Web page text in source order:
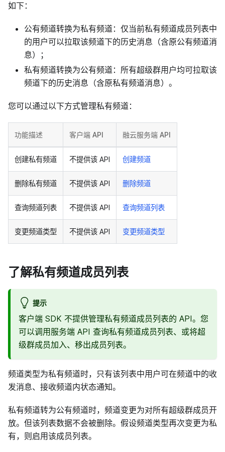
如下：
公有频道转换为私有频道：仅当前私有频道成员列表中
的用户可以拉取该频道下的历史消息（含原公有频道消
息）；
私有频道转换为公有频道：所有超级群用户均可拉取该
频道下的历史消息（含原私有频道消息）。
您可以通过以下方式管理私有频道：
功能描述 客户端 API 融云服务端 API
创建私有频道 不提供该 API 创建频道
删除私有频道 不提供该 API 删除频道
查询频道列表 不提供该 API 查询频道列表
变更频道类型 不提供该 API 变更频道类型
了解私有频道成员列表
提示
客户端 SDK 不提供管理私有频道成员列表的 API。您
可以调用服务端 API 查询私有频道成员列表、或将超
级群成员加入、移出成员列表。
频道类型为私有频道时，只有该列表中用户可在频道中的收
发消息、接收频道内状态通知。
私有频道转为公有频道时，频道变更为对所有超级群成员开
放。但该列表数据不会被删除。假设频道类型再次变更为私
有，则启用该成员列表。